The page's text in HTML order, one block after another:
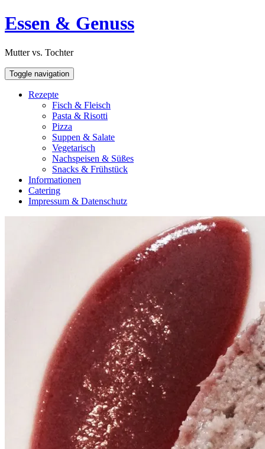
Skip
to
Open
Sidebar
Essen & Genuss
Mutter vs. Tochter
Toggle navigation
Rezepte
Fisch & Fleisch
Pasta & Risotti
Pizza
Suppen & Salate
Vegetarisch
Nachspeisen & Süßes
Snacks & Frühstück
Informationen
Catering
Impressum & Datenschutz